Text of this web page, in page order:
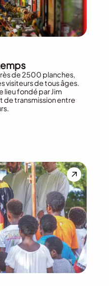
de 2500 planches,
visiteurs de tous âges.
lieu fondé par Jim
de transmission entre